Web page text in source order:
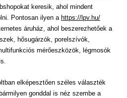
keresik, ahol mindent
Pontosan ilyen a https://lpv.hu/
áruház, ahol beszerezhetőek a
hősugárzók, porelszívók,
mérőeszközök, légmosók
elképesztően széles választék
gonddal is néz szembe a